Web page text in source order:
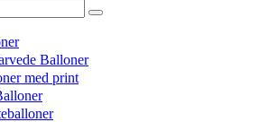
Balloner
med print